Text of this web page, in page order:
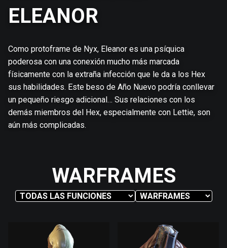
ELEANOR
Como protoframe de Nyx, Eleanor es una psíquica
poderosa con una conexión mucho más marcada
físicamente con la extraña infección que le da a los Hex
sus habilidades. Este beso de Año Nuevo podría conllevar
un pequeño riesgo adicional… Sus relaciones con los
demás miembros del Hex, especialmente con Lettie, son
aún más complicadas.
WARFRAMES